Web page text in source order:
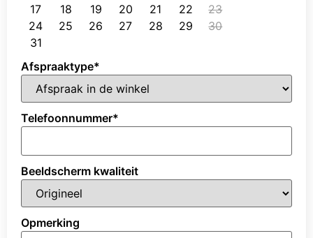
17
18 19 20 21 22
23
24
25 26 27 28 29
30
31
Afspraaktype*
Telefoonnummer*
Beeldscherm kwaliteit
Opmerking